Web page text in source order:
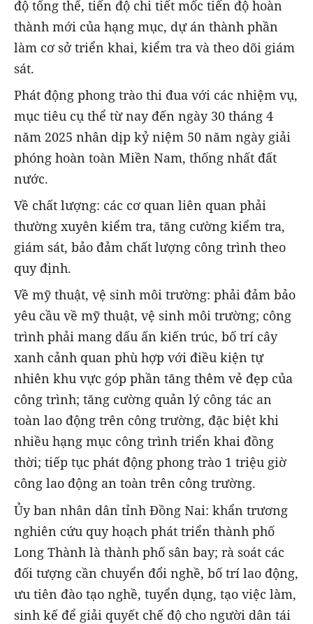
độ tổng thể, tiến độ chi tiết mốc tiến độ hoàn
thành mới của hạng mục, dự án thành phần
làm cơ sở triển khai, kiểm tra và theo dõi giám
sát.
Phát động phong trào thi đua với các nhiệm vụ,
mục tiêu cụ thể từ nay đến ngày 30 tháng 4
năm 2025 nhân dịp kỷ niệm 50 năm ngày giải
phóng hoàn toàn Miền Nam, thống nhất đất
nước.
Về chất lượng: các cơ quan liên quan phải
thường xuyên kiểm tra, tăng cường kiểm tra,
giám sát, bảo đảm chất lượng công trình theo
quy định.
Về mỹ thuật, vệ sinh môi trường: phải đảm bảo
yêu cầu về mỹ thuật, vệ sinh môi trường; công
trình phải mang dấu ấn kiến trúc, bố trí cây
xanh cảnh quan phù hợp với điều kiện tự
nhiên khu vực góp phần tăng thêm vẻ đẹp của
công trình; tăng cường quản lý công tác an
toàn lao động trên công trường, đặc biệt khi
nhiều hạng mục công trình triển khai đồng
thời; tiếp tục phát động phong trào 1 triệu giờ
công lao động an toàn trên công trường.
Ủy ban nhân dân tỉnh Đồng Nai: khẩn trương
nghiên cứu quy hoạch phát triển thành phố
Long Thành là thành phố sân bay; rà soát các
đối tượng cần chuyển đổi nghề, bố trí lao động,
ưu tiên đào tạo nghề, tuyển dụng, tạo việc làm,
sinh kế để giải quyết chế độ cho người dân tái